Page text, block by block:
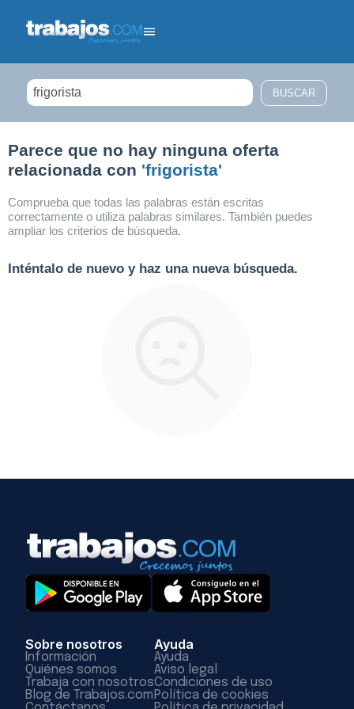
Parece que no hay ninguna oferta
relacionada con 'frigorista'
Comprueba que todas las palabras están escritas
correctamente o utiliza palabras similares. También puedes
ampliar los criterios de búsqueda.
Inténtalo de nuevo y haz una nueva búsqueda.
Sobre nosotros
Información
Quiénes somos
Trabaja con nosotros
Blog de Trabajos.com
Ayuda
Ayuda
Aviso legal
Condiciones de uso
Política de cookies